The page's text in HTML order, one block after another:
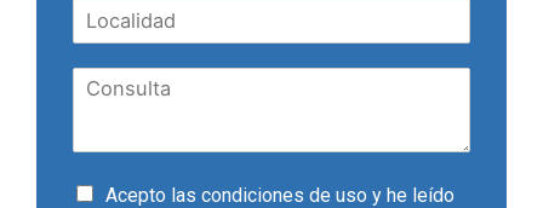
Acepto las condiciones de uso y he leído